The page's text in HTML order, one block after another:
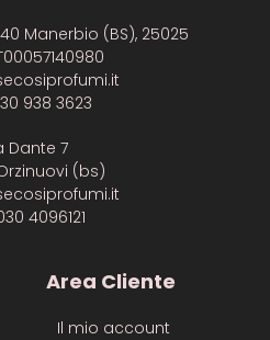
Manerbio (BS), 25025
938 3623
Dante 7
(bs)
4096121
Area Cliente
Il mio account